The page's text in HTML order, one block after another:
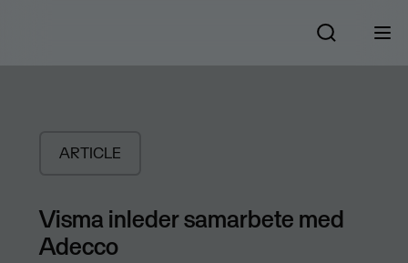
ARTICLE
Visma inleder samarbete med
Adecco